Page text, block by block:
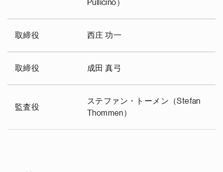
Pullicino）
取締役 西庄 功一
取締役 成田 真弓
監査役
ステファン・トーメン（Stefan
Thommen）